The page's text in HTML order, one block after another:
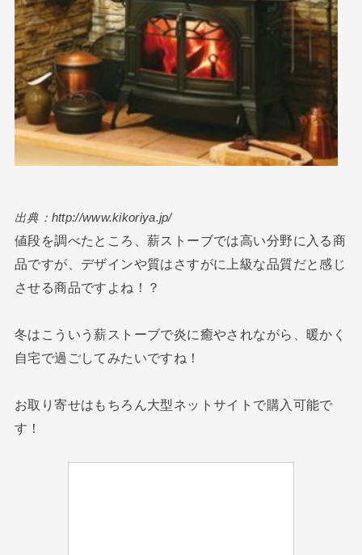
出典：http://www.kikoriya.jp/
値段を調べたところ、薪ストーブでは高い分野に入る商
品ですが、デザインや質はさすがに上級な品質だと感じ
させる商品ですよね！？
冬はこういう薪ストーブで炎に癒やされながら、暖かく
自宅で過ごしてみたいですね！
お取り寄せはもちろん大型ネットサイトで購入可能で
す！